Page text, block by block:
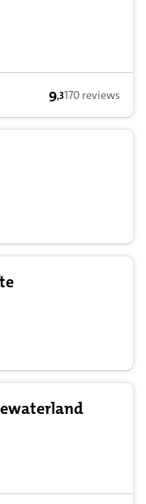
9,3 op basis van
9,3170 reviews